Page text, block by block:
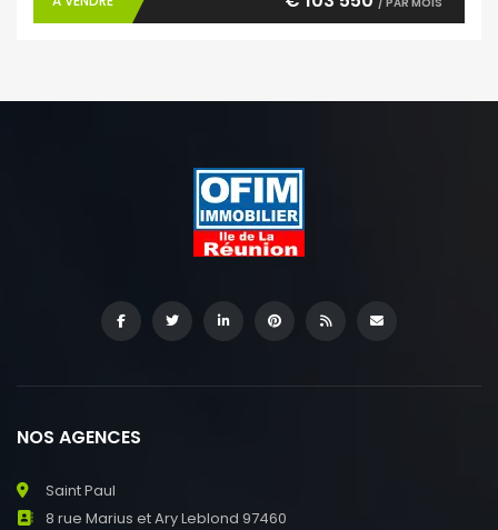
NOS AGENCES
Saint Paul
8 rue Marius et Ary Leblond 97460